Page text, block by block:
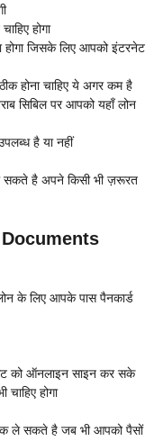
होगा
जिसके लिए आपको इंटरनेट
होना चाहिए ये अगर कम है
सिबिल पर आपको यहाँ लोन
है या नहीं
है अपने किसी भी ज़रूरत
के लिए आपके पास पैनकार्ड
को ऑनलाइन साइन कर सके
होगा
ले सकते है जब भी आपको पैसों